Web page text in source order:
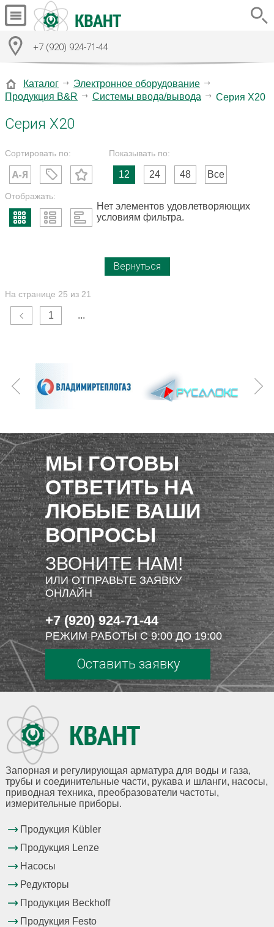
+7 (920) 924-71-44
Каталог
Электронное оборудование
Продукция B&R
Системы ввода/вывода Серия X20
Серия X20
Сортировать по: Показывать по:
12 24 48 Все
Отображать:
Нет элементов удовлетворяющих
условиям фильтра.
Вернуться
На странице 25 из 21
1 ...
МЫ ГОТОВЫ
ОТВЕТИТЬ НА
ЛЮБЫЕ ВАШИ
ВОПРОСЫ
ЗВОНИТЕ НАМ!
ИЛИ ОТПРАВЬТЕ ЗАЯВКУ
ОНЛАЙН
+7 (920) 924-71-44
РЕЖИМ РАБОТЫ С 9:00 ДО 19:00
Оставить заявку
Запорная и регулирующая арматура для воды и газа,
трубы и соединительные части, рукава и шланги, насосы,
приводная техника, преобразователи частоты,
измерительные приборы.
Продукция Kübler
Продукция Lenze
Насосы
Редукторы
Продукция Beckhoff
Продукция Festo